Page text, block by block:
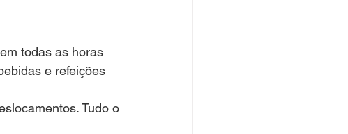
todas as horas
e refeições
Tudo o